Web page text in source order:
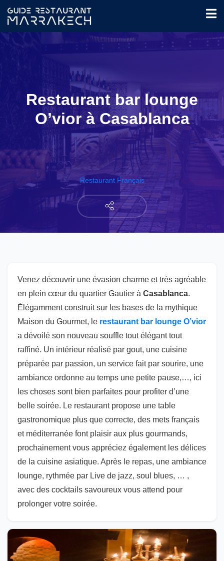
Restaurant bar lounge
O’vior à Casablanca
Restaurant Français
Venez découvrir une évasion charme et très agréable
en plein cœur du quartier Gautier à Casablanca.
Élégamment construit sur les bases de la mythique
Maison du Gourmet, le restaurant bar lounge O’vior
a dévoilé son nouveau souffle tout élégant tout
raffiné. Un intérieur réalisé par gout, une cuisine
préparée par passion, un service fait par sourire, une
ambiance ordonne au temps une petite pause,…, ici
les choses sont bien parfaites pour profiter d’une
belle soirée. Le restaurant propose une table
gastronomique plus que correcte, des mets français
et méditerranée font plaisir aux plus gourmands,
prochainement vous appréciez également les délices
de la cuisine asiatique. Après le repas, une ambiance
lounge, rythmée par Live de jazz, soul blues, … ,
avec des cocktails savoureux vous attend pour
prolonger votre soirée.